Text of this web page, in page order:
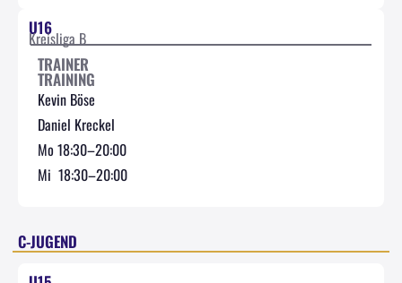
U16
Kreisliga B
TRAINER
TRAINING
Kevin Böse
Daniel Kreckel
Mo 18:30–20:00
Mi 18:30–20:00
C-JUGEND